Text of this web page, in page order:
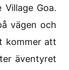
Goa.
vägen och
kommer att
äventyret